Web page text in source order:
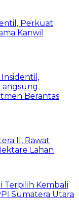
Perkuat
Kanwil
Berantas
II, Rawat
Lahan
Terpilih Kembali
Sumatera Utara